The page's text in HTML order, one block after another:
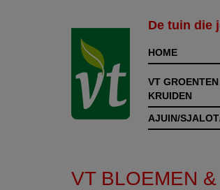
De tuin die
HOME
VT
KRUIDEN
AJUIN/
VT BLOEMEN